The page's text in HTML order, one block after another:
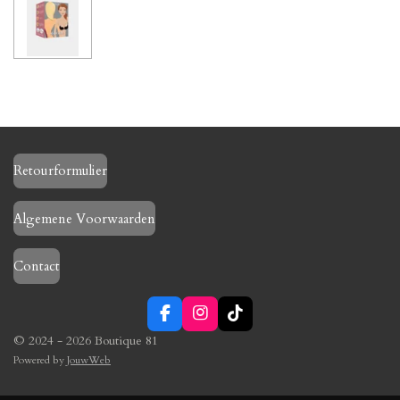
Retourformulier
Algemene Voorwaarden
Contact
F
a
I
n
T
i
© 2024 - 2026 Boutique 81
Powered byJouwWeb